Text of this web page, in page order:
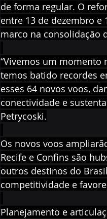
de forma regular. O
entre 13 de dezembro e
marco na consolidação
“Vivemos um momento
temos batido recordes
esses 64 novos voos,
conectividade e
Petrycoski.
Os novos voos
Recife e Confins são
outros destinos do
competitividade e
Planejamento e